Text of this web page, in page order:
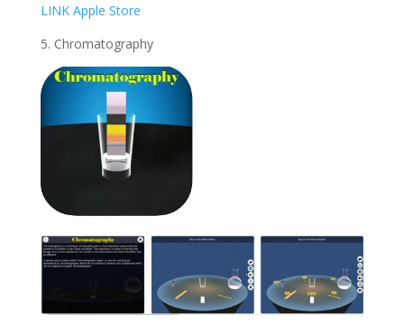
LINK Apple Store
5. Chromatography